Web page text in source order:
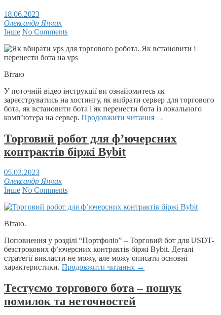
18.06.2023
Олександр Янчак
Інше No Comments
Вітаю
У поточній відео інструкції ви ознайомитесь як
зареєструватись на хостингу, як вибрати сервер для торгового
бота, як встановити бота і як перенести бота із локального
комп’ютера на сервер. Продовжити читання →
Торговий робот для ф’ючерсних
контрактів біржі Bybit
05.03.2023
Олександр Янчак
Інше No Comments
Вітаю.
Поповнення у розділі “Портфоліо” – Торговий бот для USDT-
безстрокових ф’ючерсних контрактів біржі Bybit. Деталі
стратегії викласти не можу, але можу описати основні
характеристики. Продовжити читання →
Тестуємо торгового бота – пошук
помилок та неточностей